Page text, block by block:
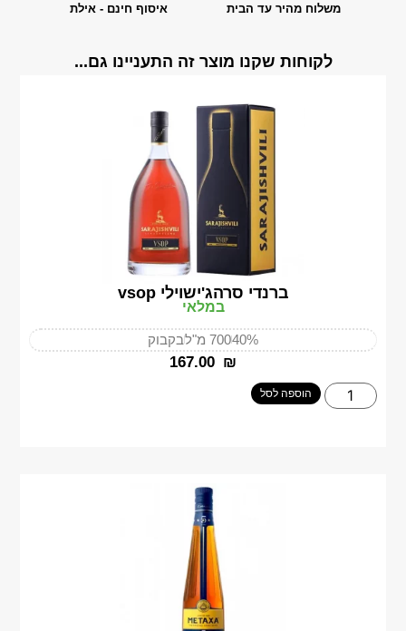
משלוח מהיר עד הבית איסוף חינם - אילת
לקוחות שקנו מוצר זה התעניינו גם...
ברנדי סרהג'ישוילי vsop
במלאי
40%700 מ"ל בקבוק
‎167.00 ₪
הוספה לסל